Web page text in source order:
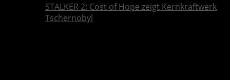
STALKER 2: Cost of Hope zeigt Kernkraftwerk
Tschernobyl